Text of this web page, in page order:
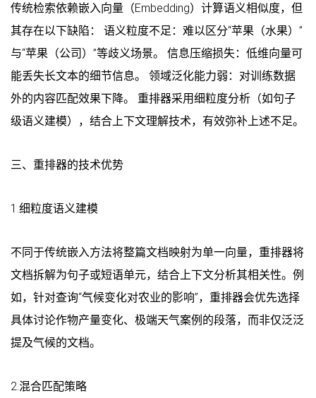
传统检索依赖嵌入向量（Embedding）计算语义相似度，但
其存在以下缺陷： 语义粒度不足：难以区分“苹果（水果）”
与“苹果（公司）”等歧义场景。 信息压缩损失：低维向量可
能丢失长文本的细节信息。 领域泛化能力弱：对训练数据
外的内容匹配效果下降。 重排器采用细粒度分析（如句子
级语义建模），结合上下文理解技术，有效弥补上述不足。
三、重排器的技术优势
1.细粒度语义建模
不同于传统嵌入方法将整篇文档映射为单一向量，重排器将
文档拆解为句子或短语单元，结合上下文分析其相关性。例
如，针对查询“气候变化对农业的影响”，重排器会优先选择
具体讨论作物产量变化、极端天气案例的段落，而非仅泛泛
提及气候的文档。
2.混合匹配策略